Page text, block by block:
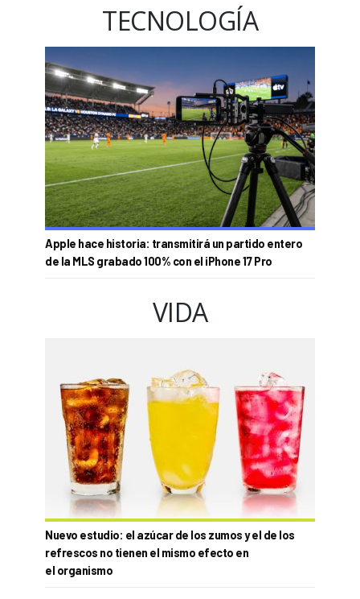
TECNOLOGÍA
Apple hace historia: transmitirá un partido entero
de la MLS grabado 100% con el iPhone 17 Pro
VIDA
Nuevo estudio: el azúcar de los zumos y el de los
refrescos no tienen el mismo efecto en
el organismo